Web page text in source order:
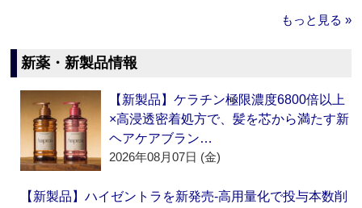
もっと見る »
新薬・新製品情報
【新製品】ケラチン極限濃度6800倍以上
×高浸透密着処方で、髪を芯から満たす新
ヘアケアブラン…
2026年08月07日 (金)
【新製品】ハイゼントラを新発売‐高用量化で投与本数削